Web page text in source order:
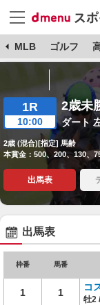
MLB ゴルフ
1R
10:00
2歳未
ダート
2歳 (混合)[指定] 馬齢
本賞金：500、200、130、
出馬表
出馬表
枠番 馬番
1 1 コ
牡2